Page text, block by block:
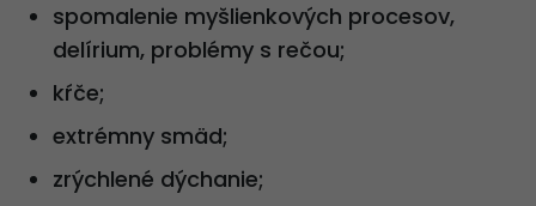
spomalenie myšlienkových procesov,
delírium, problémy s rečou;
kŕče;
extrémny smäd;
zrýchlené dýchanie;